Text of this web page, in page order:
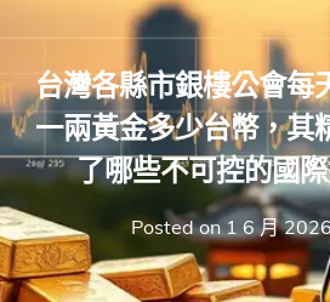
台灣各縣市銀樓公會每
一兩黃金多少台幣，其
了哪些不可控的國
Posted on1 6 月